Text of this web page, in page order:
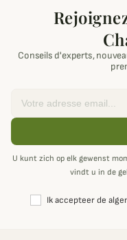
Conseils d'experts,
U kunt zich op elk gewenst
vindt u in de
Ik accepteer de